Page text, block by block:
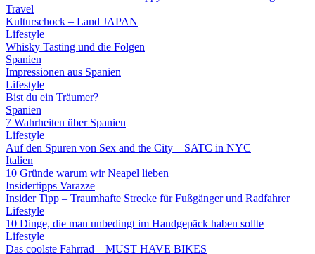
Travel
Kulturschock – Land JAPAN
Lifestyle
Whisky Tasting und die Folgen
Spanien
Impressionen aus Spanien
Lifestyle
Bist du ein Träumer?
Spanien
7 Wahrheiten über Spanien
Lifestyle
Auf den Spuren von Sex and the City – SATC in NYC
Italien
10 Gründe warum wir Neapel lieben
Insidertipps Varazze
Insider Tipp – Traumhafte Strecke für Fußgänger und Radfahrer
Lifestyle
10 Dinge, die man unbedingt im Handgepäck haben sollte
Lifestyle
Das coolste Fahrrad – MUST HAVE BIKES